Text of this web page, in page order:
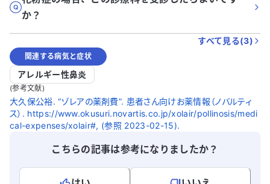
か？
すべて見る(3)
関連する病気と症状
アレルギー性鼻炎
(参考文献)
大久保公裕. “ゾレアの薬剤費”. 患者さん向けお薬情報（ノバルティ
ス）. https://www.okusuri.novartis.co.jp/xolair/pollinosis/medi
cal-expenses/xolair#, (参照 2023-02-15).
こちらの記事は参考になりましたか？